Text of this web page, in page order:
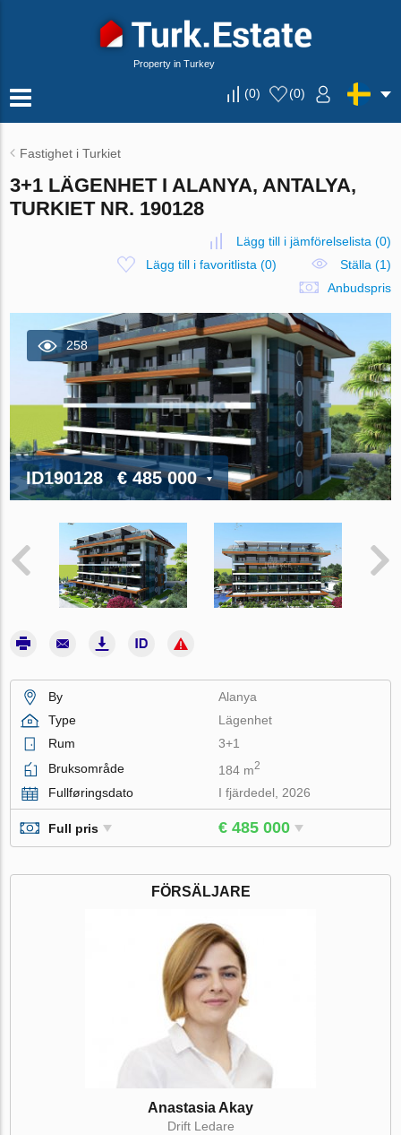
Property in Turkey
(0) (0)
Fastighet i Turkiet
3+1 LÄGENHET I ALANYA, ANTALYA,
TURKIET NR. 190128
Lägg till i jämförelselista (0)
Lägg till i favoritlista (0)
Ställa (1)
Anbudspris
258
ID190128 € 485 000
By
Alanya
Type
Lägenhet
Rum
3+1
Bruksområde
184 m2
Fullføringsdato I fjärdedel, 2026
Full pris € 485 000
FÖRSÄLJARE
Anastasia Akay
Drift Ledare